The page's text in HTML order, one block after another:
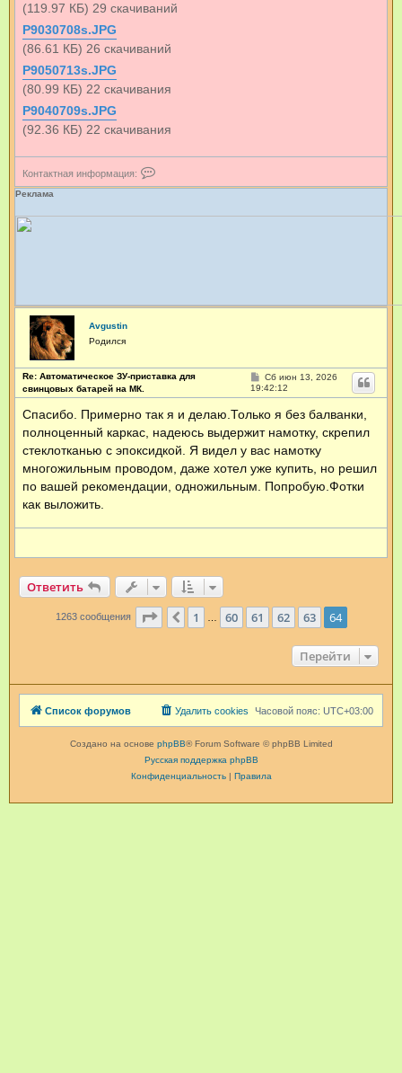
(119.97 КБ) 29 скачиваний
P9030708s.JPG
(86.61 КБ) 26 скачиваний
P9050713s.JPG
(80.99 КБ) 22 скачивания
P9040709s.JPG
(92.36 КБ) 22 скачивания
Контактная информация:
а
н
а
ц
и
п
о
л
ь
з
о
я
o
m
t
o
r
Реклама
Avgustin
Родился
Re: Автоматическое ЗУ-приставка для
свинцовых батарей на МК.
С
о
о
щ
е
и
Сб июн 13, 2026
19:42:12
Спасибо. Примерно так я и делаю.Только я без балванки,
полноценный каркас, надеюсь выдержит намотку, скрепил
стеклотканью с эпоксидкой. Я видел у вас намотку
многожильным проводом, даже хотел уже купить, но решил
по вашей рекомендации, одножильным. Попробую.Фотки
как выложить.
Ответить
1263 сообщения Страница 64из 64
Пред.
1 60 61 62 63 64
Перейти
Список форумов Часовой пояс: UTC+03:00
Удалить cookies
Создано на основе phpBB® Forum Software © phpBB Limited
Русская поддержка phpBB
Конфиденциальность| Правила